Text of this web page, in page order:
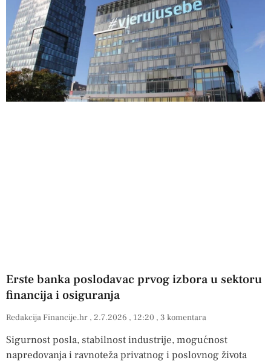
Erste banka poslodavac prvog izbora u sektoru
financija i osiguranja
Redakcija Financije.hr 2.7.2026 12:20 3 komentara
Sigurnost posla, stabilnost industrije, mogućnost
napredovanja i ravnoteža privatnog i poslovnog života